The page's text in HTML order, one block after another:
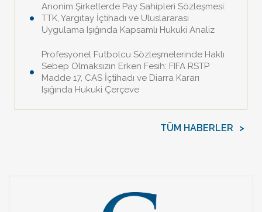
Anonim Şirketlerde Pay Sahipleri Sözleşmesi:
TTK, Yargıtay İçtihadı ve Uluslararası
Uygulama Işığında Kapsamlı Hukuki Analiz
Profesyonel Futbolcu Sözleşmelerinde Haklı
Sebep Olmaksızın Erken Fesih: FIFA RSTP
Madde 17, CAS İçtihadı ve Diarra Kararı
Işığında Hukuki Çerçeve
TÜM HABERLER >